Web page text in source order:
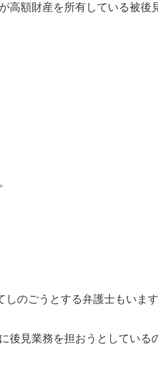
額財産を所有している被
のごうとする弁護士もいます
見業務を担おうとしている